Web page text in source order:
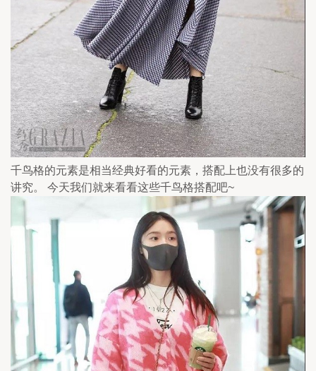
千鸟格的元素是相当经典好看的元素，搭配上也没有很多的
讲究。 今天我们就来看看这些千鸟格搭配吧~